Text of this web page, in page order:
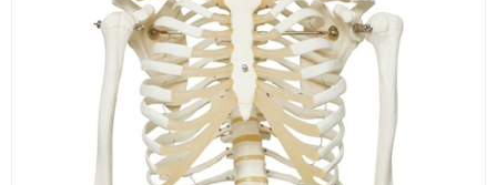
БДП
НОВИ
ПРОМОЦИИ
S.T.E.M.